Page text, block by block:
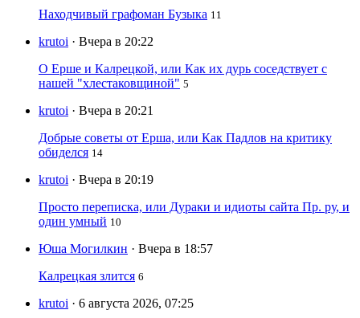
Находчивый графоман Бузыка 11
krutoi · Вчера в 20:22
О Ерше и Калрецкой, или Как их дурь соседствует с
нашей "хлестаковщиной" 5
krutoi · Вчера в 20:21
Добрые советы от Ерша, или Как Падлов на критику
обиделся 14
krutoi · Вчера в 20:19
Просто переписка, или Дураки и идиоты сайта Пр. ру, и
один умный 10
Юша Могилкин · Вчера в 18:57
Калрецкая злится 6
krutoi · 6 августа 2026, 07:25